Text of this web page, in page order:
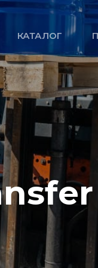
КАТАЛОГ